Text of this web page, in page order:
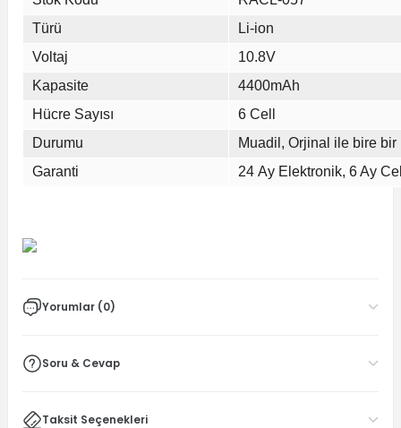
Türü
Li-ion
Voltaj
10.8V
Kapasite
4400mAh
Hücre Sayısı
6 Cell
Durumu
Muadil, Orjinal ile bire bir
Garanti
24 Ay Elektronik, 6 Ay
Yorumlar (0)
Soru & Cevap
Taksit Seçenekleri